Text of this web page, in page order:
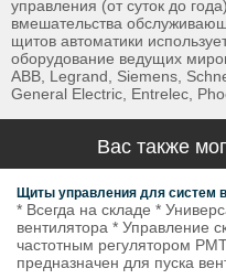
управления (от суток до
вмешательства
щитов автоматики
оборудование ведущих
ABB, Legrand, Siemens,
General Electric, Entrelec,
Вас также
Щиты управления для систем
* Всегда на складе *
вентилятора * Управление
частотным регулятором
предназначен для пуска